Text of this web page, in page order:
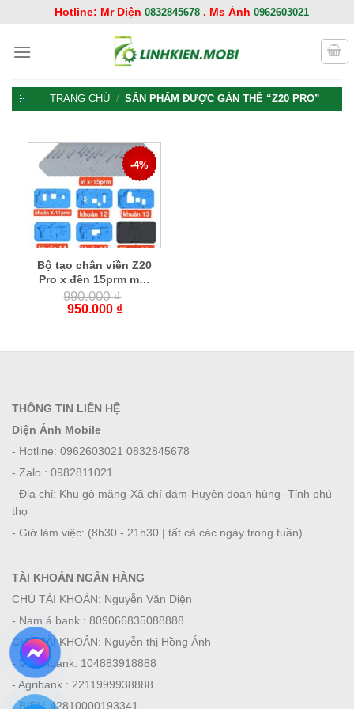
nội
Hotline: Mr Diện 0832845678. Ms Ánh 0962603021
TRANG CHỦ / SẢN PHẨM ĐƯỢC GẮN THẺ “Z20 PRO”
-4%
Bộ tạo chân viền Z20
Pro x đến 15prm mới
nhất
990.000₫
950.000 ₫
THÔNG TIN LIÊN HỆ
Diện Ánh Mobile
- Hotline: 0962603021 0832845678
- Zalo : 0982811021
- Địa chỉ: Khu gò măng-Xã chí đám-Huyện đoan hùng -Tỉnh phú
thọ
- Giờ làm việc: (8h30 - 21h30 | tất cả các ngày trong tuần)
TÀI KHOẢN NGÂN HÀNG
CHỦ TÀI KHOẢN: Nguyễn Văn Diện
- Nam á bank : 809066835088888
CHỦ TÀI KHOẢN: Nguyễn thị Hồng Ánh
- Viettinbank: 104883918888
- Agribank : 2211999938888
- BIDV: 42810000193341